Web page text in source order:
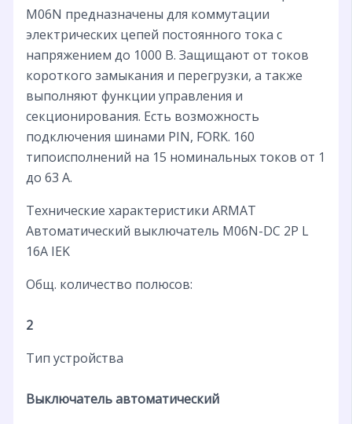
M06N предназначены для коммутации
электрических цепей постоянного тока с
напряжением до 1000 В. Защищают от токов
короткого замыкания и перегрузки, а также
выполняют функции управления и
секционирования. Есть возможность
подключения шинами PIN, FORK. 160
типоисполнений на 15 номинальных токов от 1
до 63 А.
Технические характеристики ARMAT
Автоматический выключатель M06N-DC 2P L
16А IEK
Общ. количество полюсов:
2
Тип устройства
Выключатель автоматический